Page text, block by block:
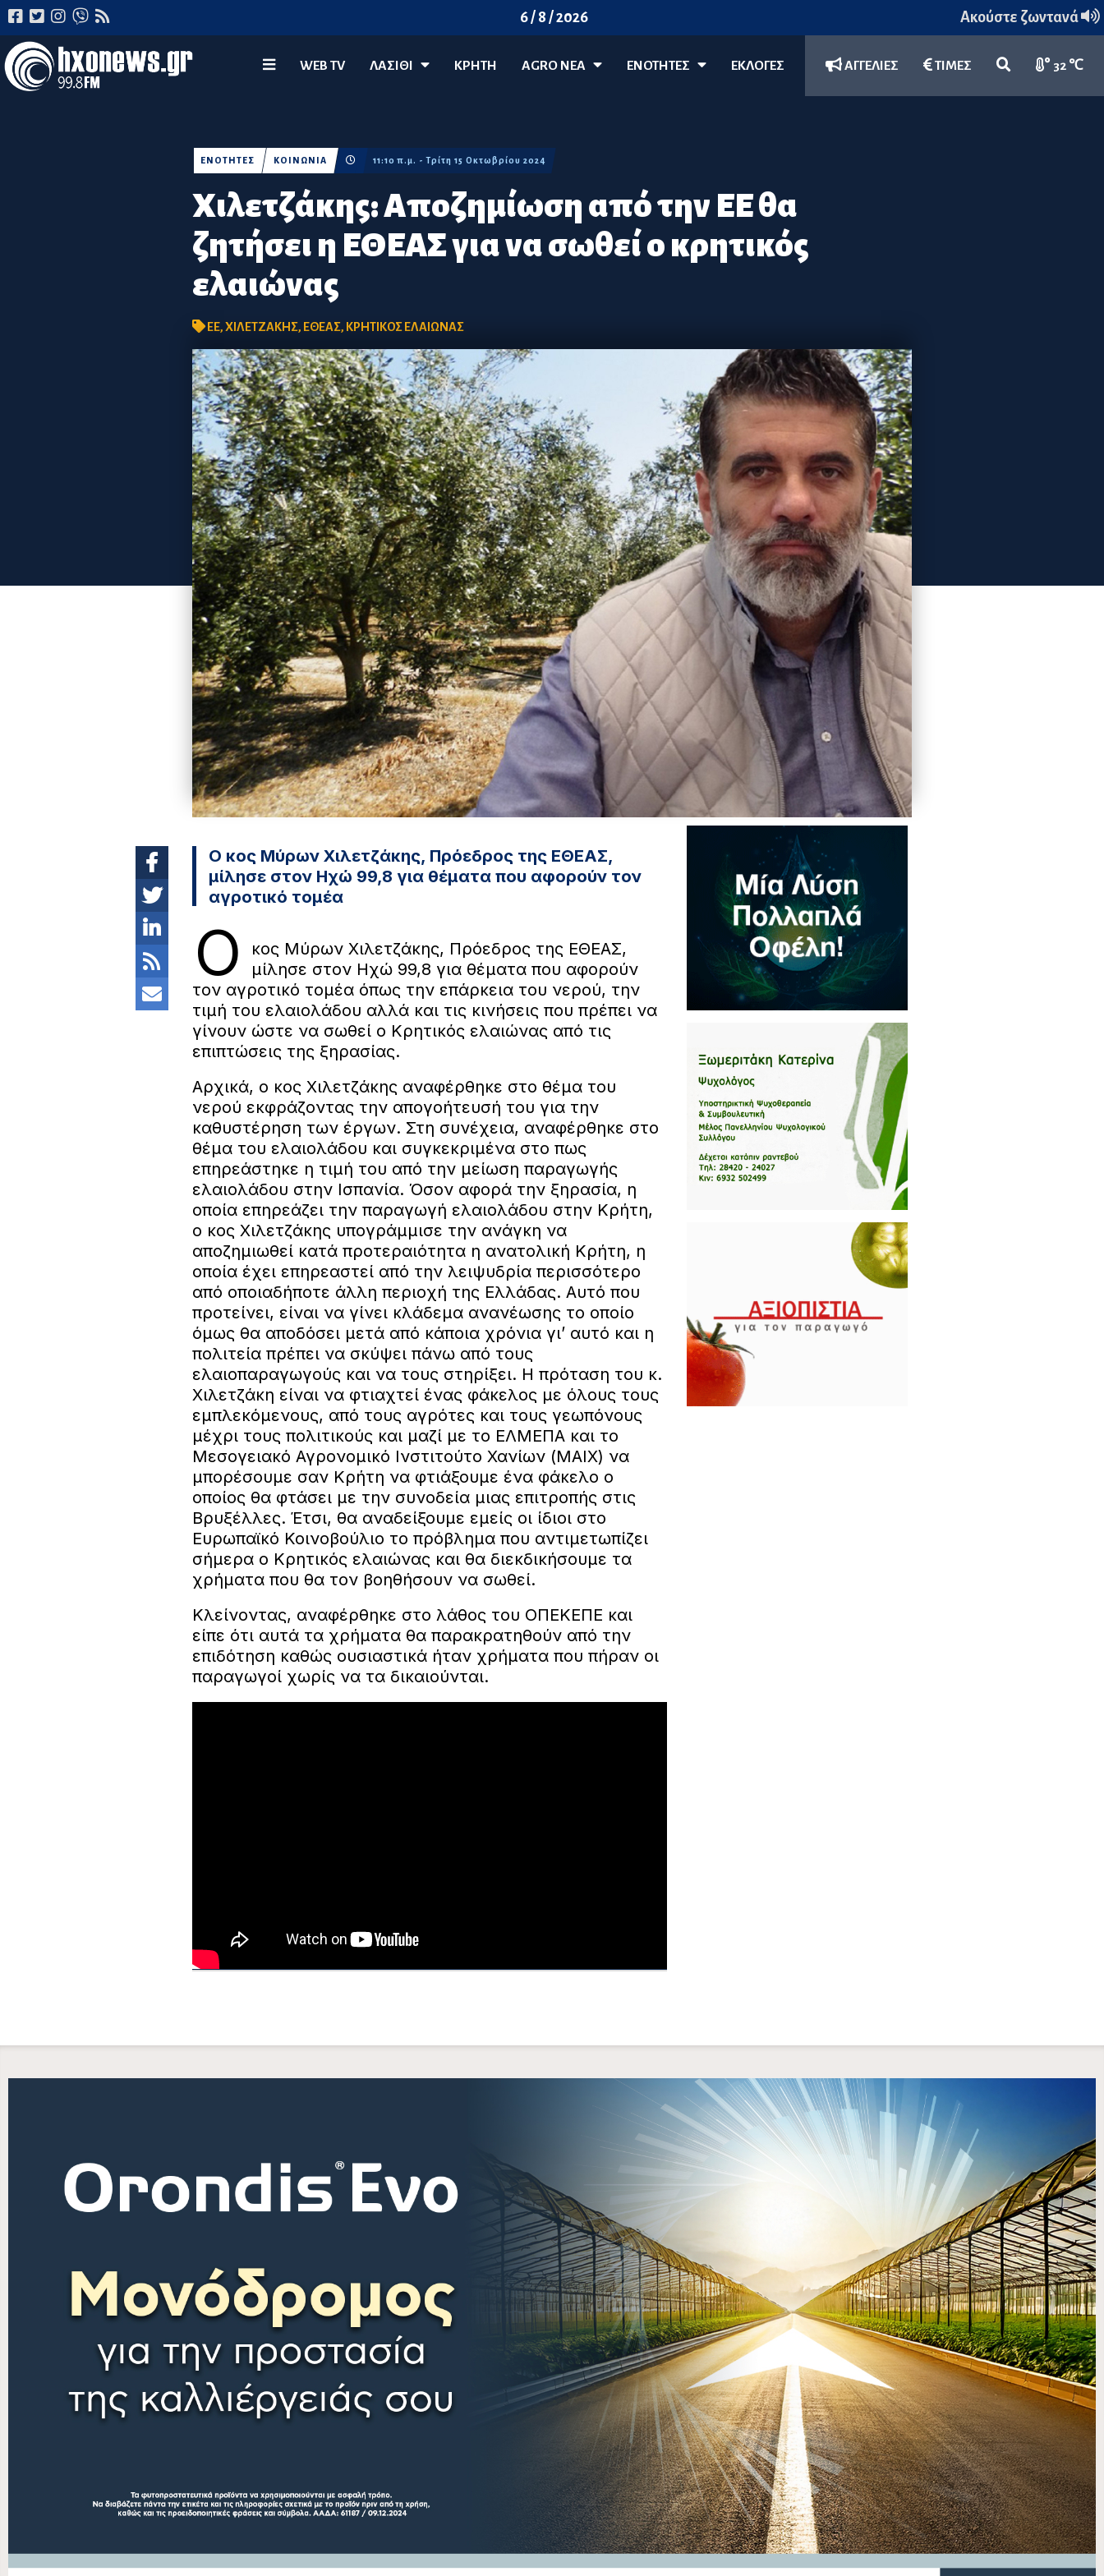
6 / 8 / 2026 Ακούστε ζωντανά
WEB TV ΛΑΣΊΘΙ ΚΡΗΤΗ AGRO ΝΈΑ ΕΝΟΤΗΤΕΣ ΕΚΛΟΓΕΣ ΑΓΓΕΛΙΕΣ ΤΙΜΕΣ 32 ℃
Χιλετζάκης: Αποζημίωση από την ΕΕ θα
ζητήσει η ΕΘΕΑΣ για να σωθεί ο κρητικός
ελαιώνας
ΕΝΟΤΗΤΕΣ ΚΟΙΝΩΝΙΑ 11:10 π.μ. - Τρίτη 15 Οκτωβρίου 2024
ΕΕ,ΧΙΛΕΤΖΑΚΗΣ, ΕΘΕΑΣ, ΚΡΗΤΙΚΟΣ ΕΛΑΙΩΝΑΣ
Ο κος Μύρων Χιλετζάκης, Πρόεδρος της ΕΘΕΑΣ,
μίλησε στον Ηχώ 99,8 για θέματα που αφορούν τον
αγροτικό τομέα
Ο
κος Μύρων Χιλετζάκης, Πρόεδρος της ΕΘΕΑΣ,
μίλησε στον Ηχώ 99,8 για θέματα που αφορούν
τον αγροτικό τομέα όπως την επάρκεια του νερού, την
τιμή του ελαιολάδου αλλά και τις κινήσεις που πρέπει να
γίνουν ώστε να σωθεί ο Κρητικός ελαιώνας από τις
επιπτώσεις της ξηρασίας.
Αρχικά, ο κος Χιλετζάκης αναφέρθηκε στο θέμα του
νερού εκφράζοντας την απογοήτευσή του για την
καθυστέρηση των έργων. Στη συνέχεια, αναφέρθηκε στο
θέμα του ελαιολάδου και συγκεκριμένα στο πως
επηρεάστηκε η τιμή του από την μείωση παραγωγής
ελαιολάδου στην Ισπανία. Όσον αφορά την ξηρασία, η
οποία επηρεάζει την παραγωγή ελαιολάδου στην Κρήτη,
ο κος Χιλετζάκης υπογράμμισε την ανάγκη να
αποζημιωθεί κατά προτεραιότητα η ανατολική Κρήτη, η
οποία έχει επηρεαστεί από την λειψυδρία περισσότερο
από οποιαδήποτε άλλη περιοχή της Ελλάδας. Αυτό που
προτείνει, είναι να γίνει κλάδεμα ανανέωσης το οποίο
όμως θα αποδόσει μετά από κάποια χρόνια γι’ αυτό και η
πολιτεία πρέπει να σκύψει πάνω από τους
ελαιοπαραγωγούς και να τους στηρίξει. Η πρόταση του κ.
Χιλετζάκη είναι να φτιαχτεί ένας φάκελος με όλους τους
εμπλεκόμενους, από τους αγρότες και τους γεωπόνους
μέχρι τους πολιτικούς και μαζί με το ΕΛΜΕΠΑ και το
Μεσογειακό Αγρονομικό Ινστιτούτο Χανίων (ΜΑΙΧ) να
μπορέσουμε σαν Κρήτη να φτιάξουμε ένα φάκελο ο
οποίος θα φτάσει με την συνοδεία μιας επιτροπής στις
Βρυξέλλες. Έτσι, θα αναδείξουμε εμείς οι ίδιοι στο
Ευρωπαϊκό Κοινοβούλιο το πρόβλημα που αντιμετωπίζει
σήμερα ο Κρητικός ελαιώνας και θα διεκδικήσουμε τα
χρήματα που θα τον βοηθήσουν να σωθεί.
Κλείνοντας, αναφέρθηκε στο λάθος του ΟΠΕΚΕΠΕ και
είπε ότι αυτά τα χρήματα θα παρακρατηθούν από την
επιδότηση καθώς ουσιαστικά ήταν χρήματα που πήραν οι
παραγωγοί χωρίς να τα δικαιούνται.